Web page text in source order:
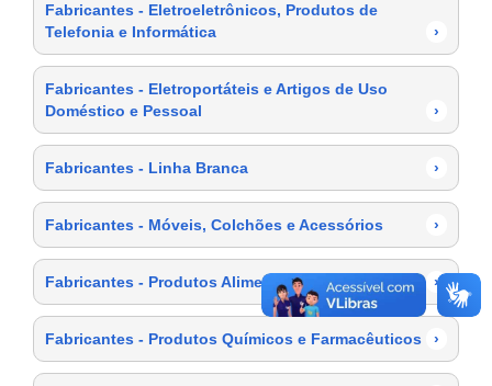
Fabricantes - Eletroeletrônicos, Produtos de
Telefonia e Informática
›
Fabricantes - Eletroportáteis e Artigos de Uso
Doméstico e Pessoal
›
Fabricantes - Linha Branca ›
Fabricantes - Móveis, Colchões e Acessórios ›
Fabricantes - Produtos Alimentícios ›
Fabricantes - Produtos Químicos e Farmacêuticos ›